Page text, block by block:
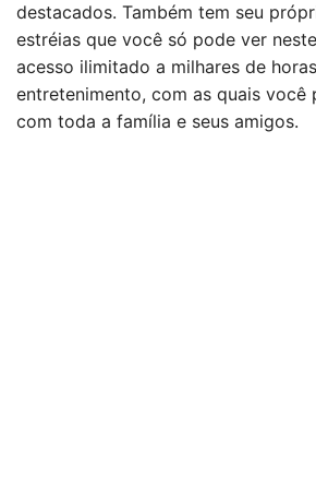
destacados. Também tem seu
estréias que você só pode ver
acesso ilimitado a milhares de
entretenimento, com as quais você
com toda a família e seus amigos.